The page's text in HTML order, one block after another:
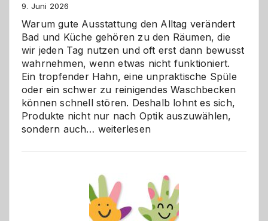
9. Juni 2026
Warum gute Ausstattung den Alltag verändert
Bad und Küche gehören zu den Räumen, die
wir jeden Tag nutzen und oft erst dann bewusst
wahrnehmen, wenn etwas nicht funktioniert.
Ein tropfender Hahn, eine unpraktische Spüle
oder ein schwer zu reinigendes Waschbecken
können schnell stören. Deshalb lohnt es sich,
Produkte nicht nur nach Optik auszuwählen,
sondern auch… Bad
besser
verstehen
weiterlesen